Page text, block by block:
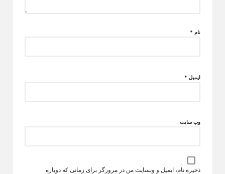
نام *
ایمیل *
وب‌ سایت
ذخیره نام، ایمیل و وبسایت من در مرورگر برای زمانی که دوباره